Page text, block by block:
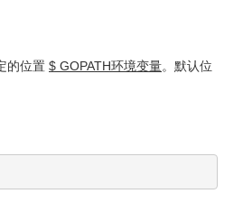
的位置 $ GOPATH环境变量。默认位